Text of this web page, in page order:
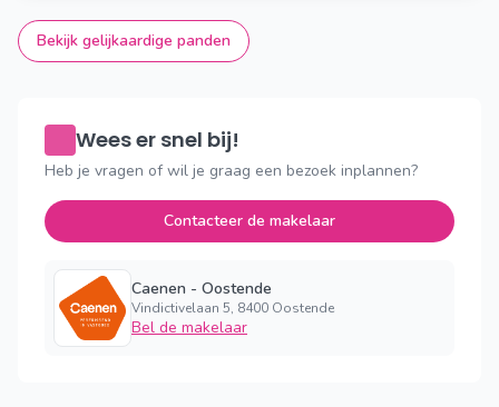
Bekijk gelijkaardige panden
Wees er snel bij!
Heb je vragen of wil je graag een bezoek inplannen?
Contacteer de makelaar
Caenen - Oostende
Vindictivelaan 5, 8400 Oostende
Bel de makelaar